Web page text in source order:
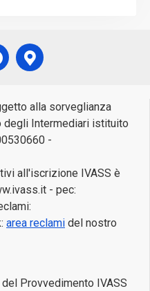
alla sorveglianza
degli Intermediari istituito
-
all'iscrizione IVASS è
- pec:
area reclami del nostro
Provvedimento IVASS